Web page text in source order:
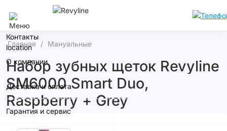
Нижний Новгород
Контакты
О компании
Доставка и оплата
Гарантия и сервис
Главная Мануальные
Набор зубных щеток Revyline
SM6000 Smart Duo,
Raspberry + Grey